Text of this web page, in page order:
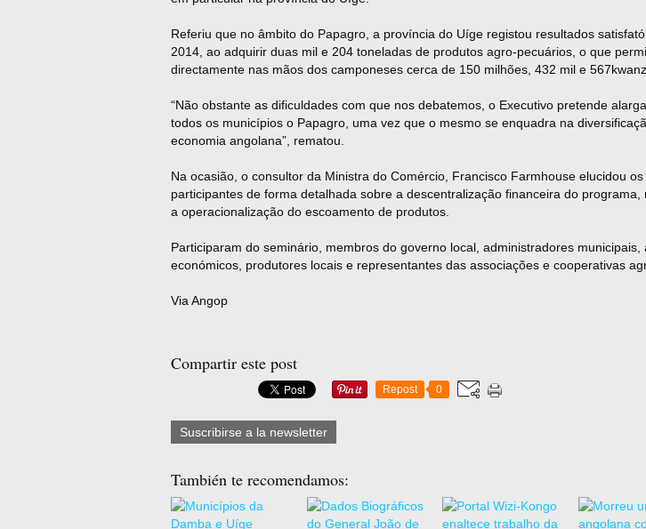
Referiu que no âmbito do Papagro, a província do Uíge registou resultados
2014, ao adquirir duas mil e 204 toneladas de produtos agro-pecuários, o que
directamente nas mãos dos camponeses cerca de 150 milhões, 432 mil e
“Não obstante as dificuldades com que nos debatemos, o Executivo pretende
todos os municípios o Papagro, uma vez que o mesmo se enquadra na
economia angolana”, rematou.
Na ocasião, o consultor da Ministra do Comércio, Francisco Farmhouse elucidou os
participantes de forma detalhada sobre a descentralização financeira do programa,
a operacionalização do escoamento de produtos.
Participaram do seminário, membros do governo local, administradores municipais,
económicos, produtores locais e representantes das associações e cooperativas
Via Angop
Compartir este post
Repost 0
Suscribirse a la newsletter
También te recomendamos: